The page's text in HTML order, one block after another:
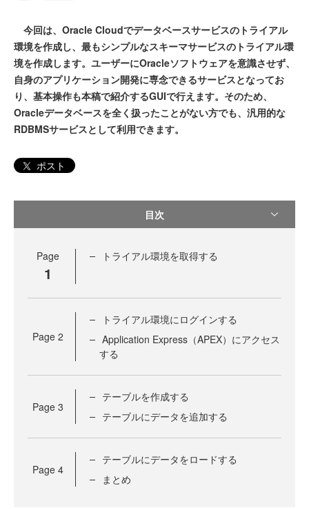
今回は、Oracle Cloudでデータベースサービスのトライアル
環境を作成し、最もシンプルなスキーマサービスのトライアル環
境を作成します。ユーザーにOracleソフトウェアを意識させず、
自身のアプリケーション開発に専念できるサービスとなってお
り、基本操作も本稿で紹介するGUIで行えます。そのため、
Oracleデータベースを全く扱ったことがない方でも、汎用的な
RDBMSサービスとして利用できます。
ポスト
目次
Page
1
トライアル環境を取得する
Page 2
トライアル環境にログインする
Application Express（APEX）にアクセス
する
Page 3
テーブルを作成する
テーブルにデータを追加する
Page 4
テーブルにデータをロードする
まとめ